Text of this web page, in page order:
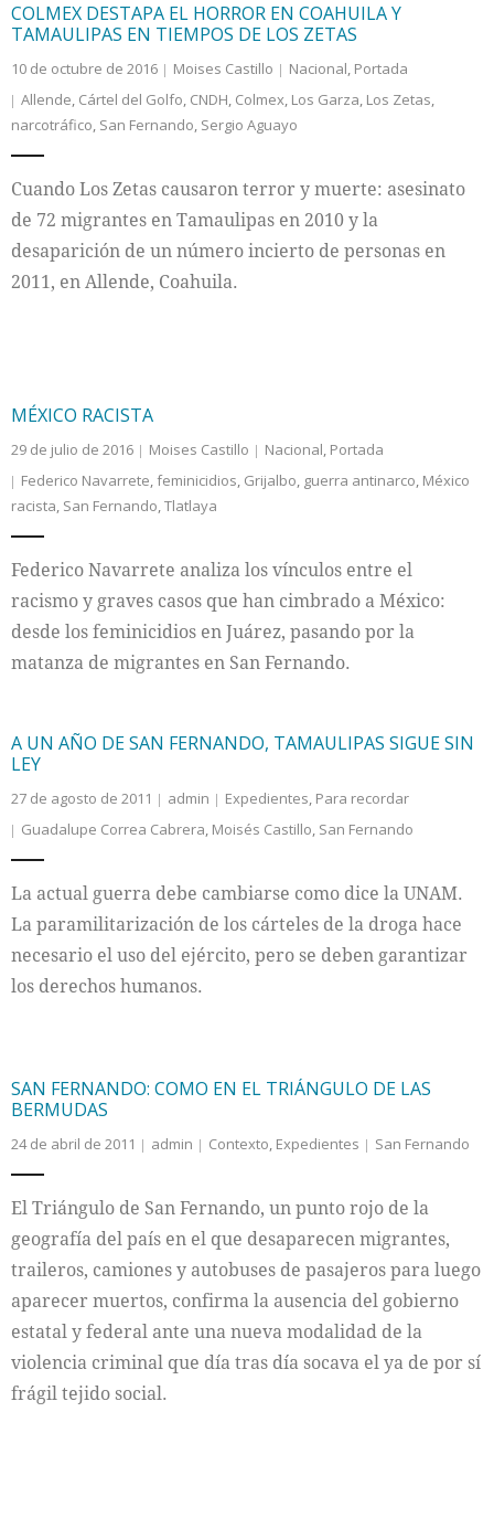
COLMEX DESTAPA EL HORROR EN COAHUILA Y
TAMAULIPAS EN TIEMPOS DE LOS ZETAS
10 de octubre de 2016 Moises Castillo Nacional, Portada
Allende, Cártel del Golfo, CNDH, Colmex, Los Garza, Los Zetas,
narcotráfico, San Fernando, Sergio Aguayo
Cuando Los Zetas causaron terror y muerte: asesinato
de 72 migrantes en Tamaulipas en 2010 y la
desaparición de un número incierto de personas en
2011, en Allende, Coahuila.
MÉXICO RACISTA
29 de julio de 2016 Moises Castillo Nacional, Portada
Federico Navarrete,feminicidios, Grijalbo, guerra antinarco, México
racista, San Fernando,Tlatlaya
Federico Navarrete analiza los vínculos entre el
racismo y graves casos que han cimbrado a México:
desde los feminicidios en Juárez, pasando por la
matanza de migrantes en San Fernando.
A UN AÑO DE SAN FERNANDO, TAMAULIPAS SIGUE SIN
LEY
27 de agosto de 2011 admin Expedientes, Para recordar
Guadalupe Correa Cabrera, Moisés Castillo, San Fernando
La actual guerra debe cambiarse como dice la UNAM.
La paramilitarización de los cárteles de la droga hace
necesario el uso del ejército, pero se deben garantizar
los derechos humanos.
SAN FERNANDO: COMO EN EL TRIÁNGULO DE LAS
BERMUDAS
24 de abril de 2011 admin Contexto, Expedientes San Fernando
El Triángulo de San Fernando, un punto rojo de la
geografía del país en el que desaparecen migrantes,
traileros, camiones y autobuses de pasajeros para luego
aparecer muertos, confirma la ausencia del gobierno
estatal y federal ante una nueva modalidad de la
violencia criminal que día tras día socava el ya de por sí
frágil tejido social.